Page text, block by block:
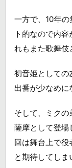
一方で、10年
ト的なので内
れもまた歌舞伎
初音姫としての
出番が少なめ
そして、ミクの
薩摩として登場
回は舞台上で
と期待してしま